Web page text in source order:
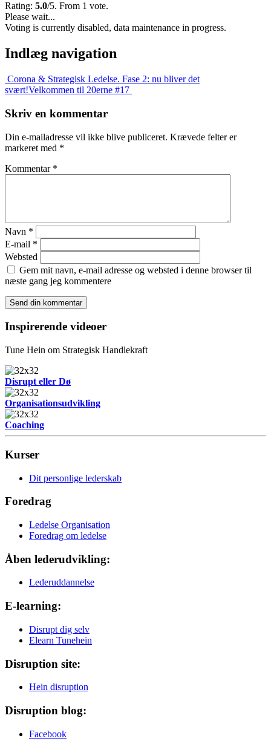
Rating: 5.0/5. From 1 vote.
Please wait...
Voting is currently disabled, data maintenance in progress.
Indlæg navigation
Corona & Strategisk Ledelse. Fase 2: nu bliver det
svært!Velkommen til 20erne #17
Skriv en kommentar
Din e-mailadresse vil ikke blive publiceret. Krævede felter er
markeret med *
Kommentar *
Navn *
E-mail *
Websted
Gem mit navn, e-mail adresse og websted i denne browser til
næste gang jeg kommentere
Inspirerende videoer
Tune Hein om Strategisk Handlekraft
Disrupt eller Dø
Organisationsudvikling
Coaching
Kurser
Dit personlige lederskab
Foredrag
Ledelse Organisation
Foredrag om ledelse
Åben lederudvikling:
Lederuddannelse
E-learning:
Disrupt dig selv
Elearn Tunehein
Disruption site:
Hein disruption
Disruption blog:
Facebook